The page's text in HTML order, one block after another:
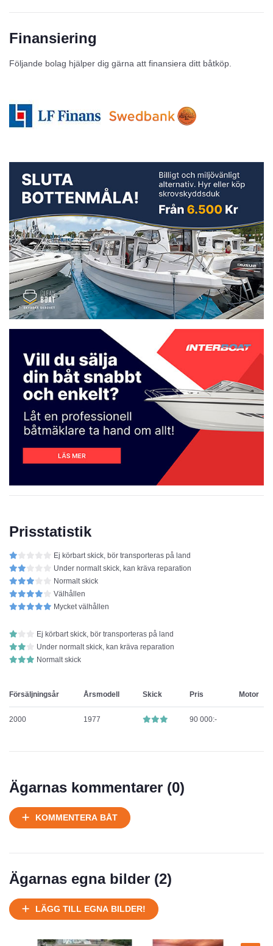
Finansiering
Följande bolag hjälper dig gärna att finansiera ditt båtköp.
Prisstatistik
Ej körbart skick, bör transporteras på land
Under normalt skick, kan kräva reparation
Normalt skick
Välhållen
Mycket välhållen
Ej körbart skick, bör transporteras på land
Under normalt skick, kan kräva reparation
Normalt skick
Försäljningsår Årsmodell Skick Pris Motor
2000 1977 90 000:-
Ägarnas kommentarer (0)
KOMMENTERA BÅT
Ägarnas egna bilder (2)
LÄGG TILL EGNA BILDER!